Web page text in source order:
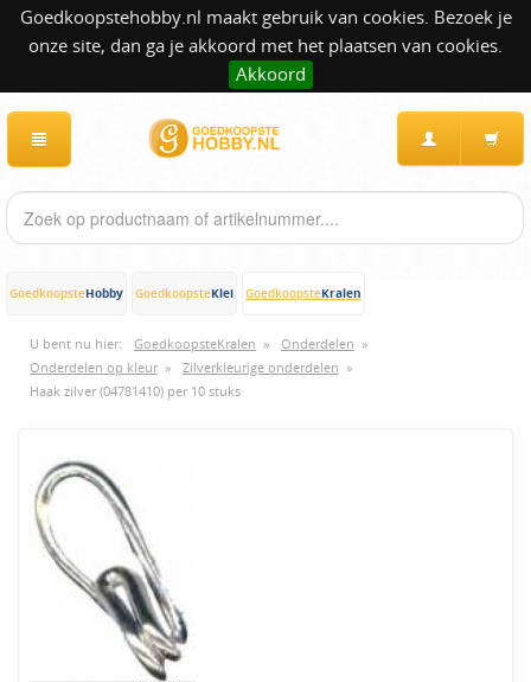
Goedkoopstehobby.nl maakt gebruik van cookies. Bezoek je
onze site, dan ga je akkoord met het plaatsen van cookies.
Akkoord
GoedkoopsteHobby GoedkoopsteKlei GoedkoopsteKralen
U bent nu hier: GoedkoopsteKralen » Onderdelen »
Onderdelen op kleur» Zilverkleurige onderdelen »
Haak zilver (04781410) per 10 stuks